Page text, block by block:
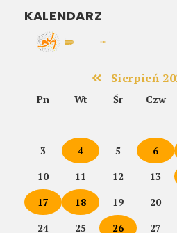
KALENDARZ
Sierpień
Pn Wt Śr Czw
3
4 5 6
10
11 12 13
17
18 19 20
24
25 26 27